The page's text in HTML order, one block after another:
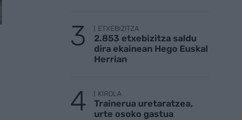
ETXEBIZITZA
2.853 etxebizitza saldu
dira ekainean Hego Euskal
Herrian
KIROLA
Trainerua uretaratzea,
urte osoko gastua